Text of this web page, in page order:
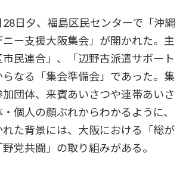
日夕、福島区民センターで「沖縄
ー支援大阪集会」が開かれた。主
民連合」、「辺野古派遣サポート
なる「集会準備会」であった。集
団体、来賓あいさつや連帯あいさ
個人の顔ぶれからわかるように、
れた背景には、大阪における「総が
党共闘」の取り組みがある。